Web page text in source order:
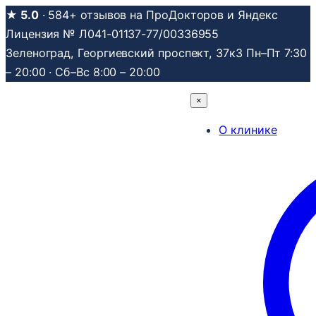
Перейти
к
содержимому
★ 5.0· 584+ отзывов на ПроДокторов и Яндекс
Лицензия № Л041-01137-77/00336955
Зеленоград, Георгиевский проспект, 37к3 Пн–Пт 7:30
– 20:00 · Сб–Вс 8:00 – 20:00
×
О клинике